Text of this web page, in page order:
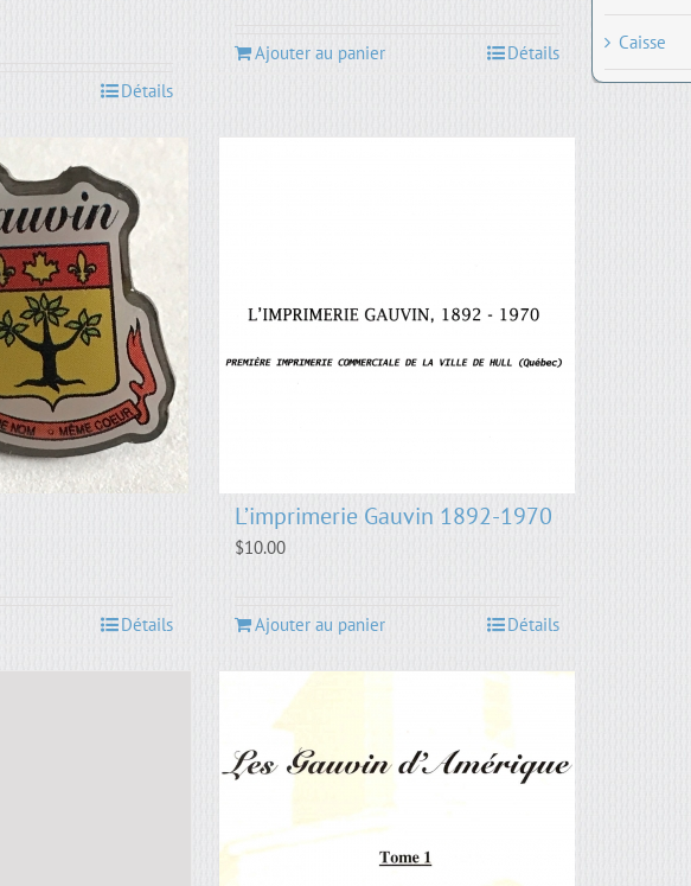
Détails
Ajouter au panier Détails
Détails
L’imprimerie Gauvin 1892-1970
$10.00
Ajouter au panier Détails
Caisse